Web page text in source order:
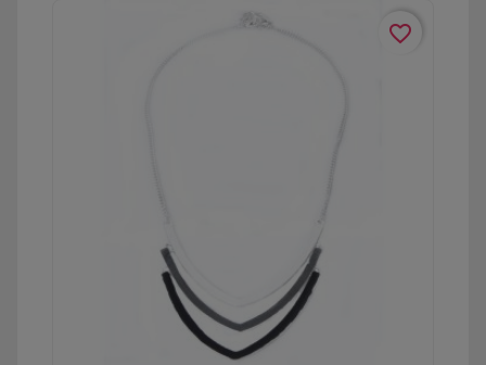
favorite_border